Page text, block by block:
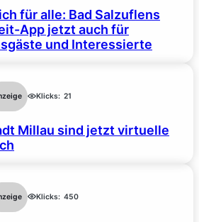
für alle: Bad Salzuflens
App jetzt auch für
und Interessierte
Klicks: 21
Millau sind jetzt virtuelle
Klicks: 450